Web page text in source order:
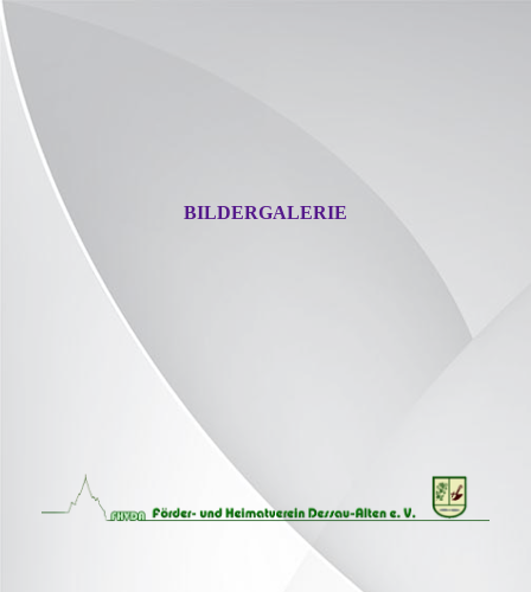
BILDERGALERIE